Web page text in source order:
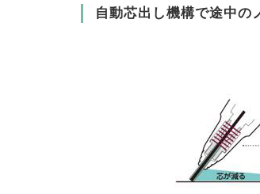
自動芯出し機構で途中の